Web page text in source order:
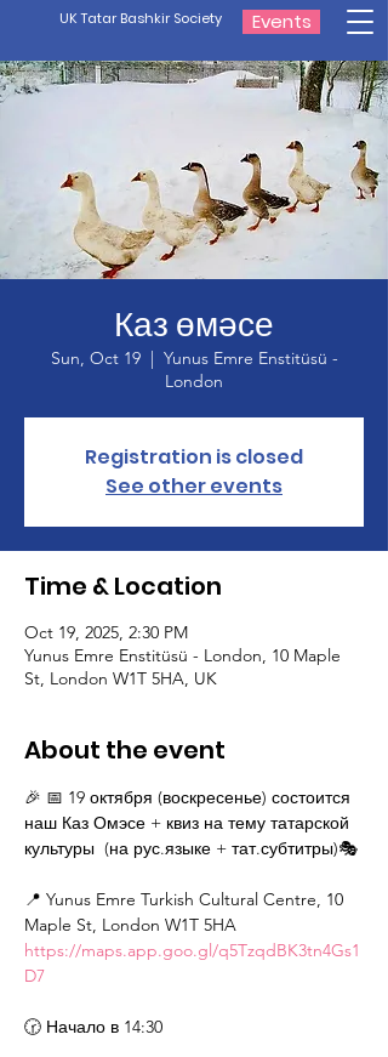
Events
UK Tatar Bashkir Society
Каз өмәсе
Sun, Oct 19
  |
Yunus Emre Enstitüsü -
London
Registration is closed
See other events
Time & Location
Oct 19, 2025, 2:30 PM
Yunus Emre Enstitüsü - London, 10 Maple
St, London W1T 5HA, UK
About the event
🎉 📅 19 октября (воскресенье) состоится
наш Каз Омэсе + квиз на тему татарской
культуры  (на рус.языке + тат.субтитры)🎭
📍 Yunus Emre Turkish Cultural Centre, 10
Maple St, London W1T 5HA
https://maps.app.goo.gl/q5TzqdBK3tn4Gs1
D7
🕝 Начало в 14:30